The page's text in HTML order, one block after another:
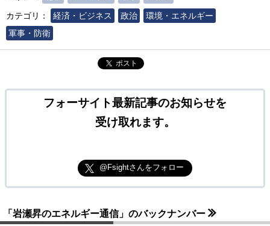
カテゴリ：
経済・ビジネス 政治
環境・エネルギー
軍事・防衛
ポスト
フォーサイト最新記事のお知らせを
受け取れます。
@Fsightさんをフォロー
「岩瀬昇のエネルギー通信」のバックナンバー